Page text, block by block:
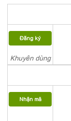
Đăng ký
Khuyên dùng
Nhận mã